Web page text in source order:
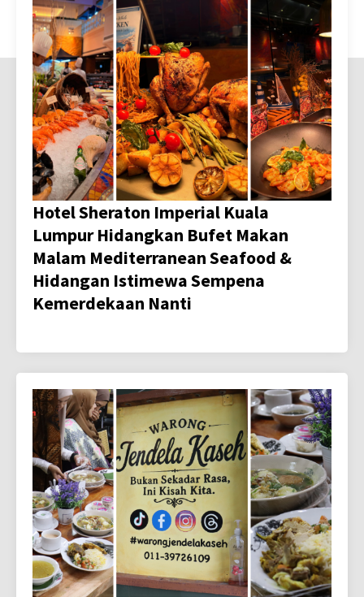
Hotel Sheraton Imperial Kuala
Lumpur Hidangkan Bufet Makan
Malam Mediterranean Seafood &
Hidangan Istimewa Sempena
Kemerdekaan Nanti